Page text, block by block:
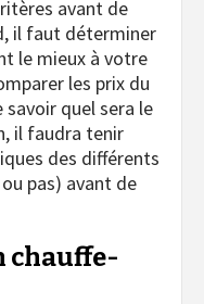
avant de
il faut déterminer
le mieux à votre
les prix du
savoir quel sera le
il faudra tenir
des différents
pas) avant de
chauffe-